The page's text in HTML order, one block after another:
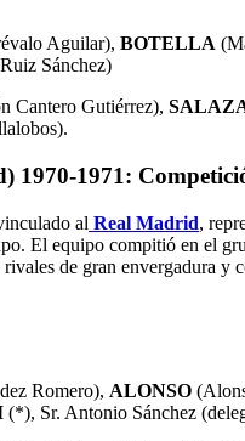
Aguilar), BOTELLA
Sánchez)
Cantero Gutiérrez),
1970-1971:
al Real Madrid,
El equipo compitió en el
de gran envergadura y
Romero), ALONSO
(*), Sr. Antonio Sánchez